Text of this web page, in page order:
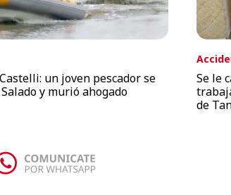
un joven pescador se
y murió ahogado
Se le
de